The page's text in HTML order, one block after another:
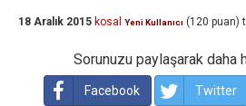
18 Aralık 2015 kosal Yeni Kullanıcı (120 puan)
Sorunuzu paylaşarak daha
Facebook Twitter